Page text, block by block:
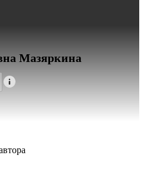
Мазяркина